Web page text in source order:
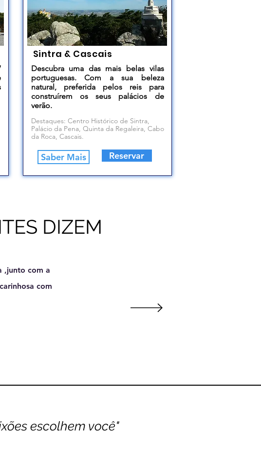
Sintra & Cascais
Descubra uma das mais belas vilas
portuguesas. Com a sua beleza
natural, preferida pelos reis para
construírem os seus palácios de
verão.
Destaques: Centro Histórico de Sintra,
Palácio da Pena, Quinta da Regaleira, Cabo
da Roca, Cascais.
Saber Mais Reservar
DIZEM
,junto com a
com
escolhem você"